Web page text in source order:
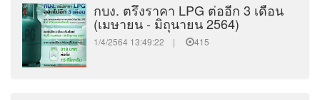
กบง. ตรึงราคา LPG ต่ออีก 3 เดือน
(เมษายน - มิถุนายน 2564)
1/4/2564 13:49:22 | 415